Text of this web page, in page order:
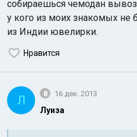
собираешься чемодан
у кого из моих знакомых
из Индии ювелирки.
Нравится
Л 8 16 дек. 2013
Луиза